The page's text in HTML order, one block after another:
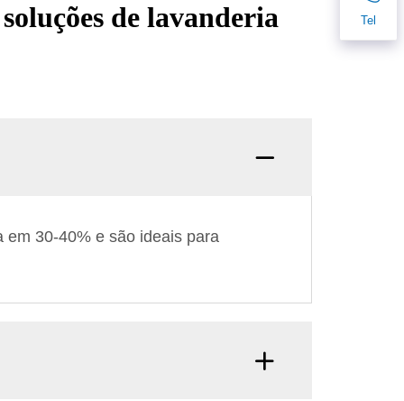
de lavanderia
em 30-40% e são ideais para
Tel